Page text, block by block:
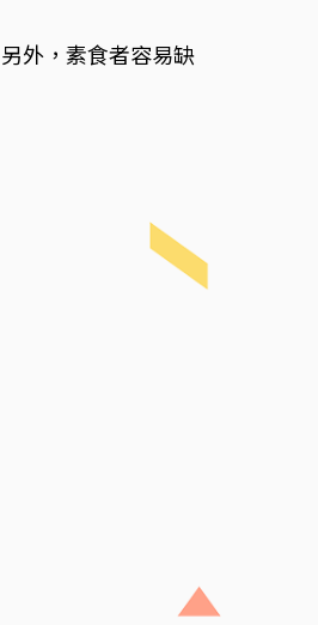
外，素食者容易缺